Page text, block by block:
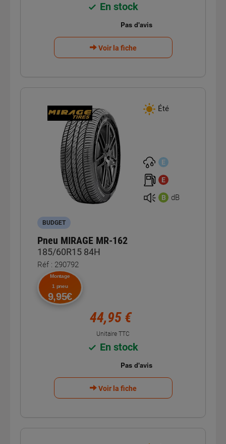
En stock
Voir la fiche
Été
E
E
B dB
BUDGET
Pneu MIRAGE MR-162
185/60R15 84H
Réf : 290792
Montage
1 pneu
9,95€
44,95 €
Unitaire TTC
En stock
Voir la fiche